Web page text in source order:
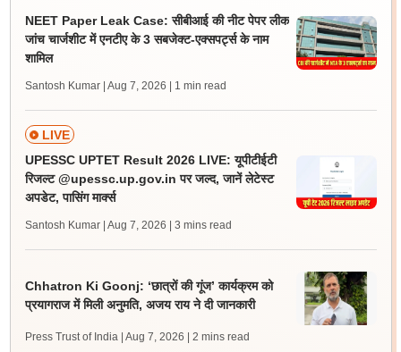
NEET Paper Leak Case: सीबीआई की नीट पेपर लीक
जांच चार्जशीट में एनटीए के 3 सबजेक्ट-एक्सपर्ट्स के नाम
शामिल
Santosh Kumar | Aug 7, 2026 | 1 min read
LIVE
UPESSC UPTET Result 2026 LIVE: यूपीटीईटी
रिजल्ट @upessc.up.gov.in पर जल्द, जानें लेटेस्ट
अपडेट, पासिंग मार्क्स
Santosh Kumar | Aug 7, 2026 | 3 mins read
Chhatron Ki Goonj: ‘छात्रों की गूंज’ कार्यक्रम को
प्रयागराज में मिली अनुमति, अजय राय ने दी जानकारी
Press Trust of India | Aug 7, 2026 | 2 mins read